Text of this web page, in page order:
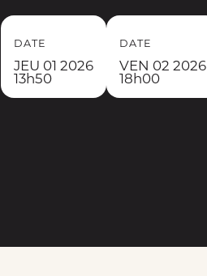
DATE
JEU 01 2026
13h50
DATE
VEN 02 2026
18h00